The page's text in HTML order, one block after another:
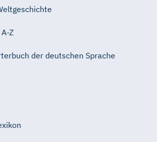
Z
der deutschen Sprache